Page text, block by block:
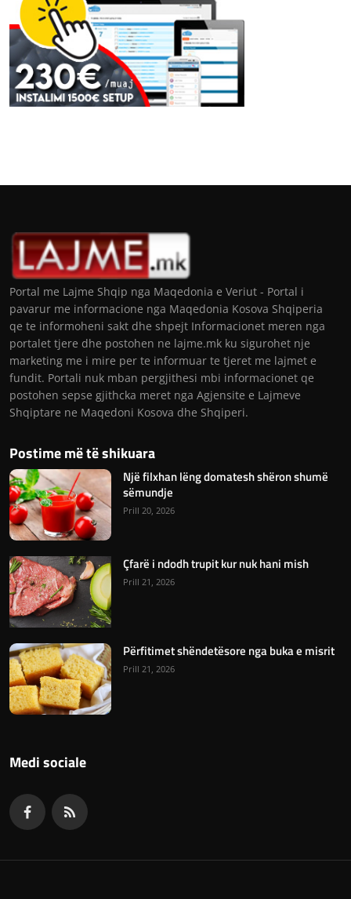
Portal me Lajme Shqip nga Maqedonia e Veriut - Portal i
pavarur me informacione nga Maqedonia Kosova Shqiperia
qe te informoheni sakt dhe shpejt Informacionet meren nga
portalet tjere dhe postohen ne lajme.mk ku sigurohet nje
marketing me i mire per te informuar te tjeret me lajmet e
fundit. Portali nuk mban pergjithesi mbi informacionet qe
postohen sepse gjithcka meret nga Agjensite e Lajmeve
Shqiptare ne Maqedoni Kosova dhe Shqiperi.
Postime më të shikuara
Një filxhan lëng domatesh shëron shumë
sëmundje
Prill 20, 2026
Çfarë i ndodh trupit kur nuk hani mish
Prill 21, 2026
Përfitimet shëndetësore nga buka e misrit
Prill 21, 2026
Medi sociale